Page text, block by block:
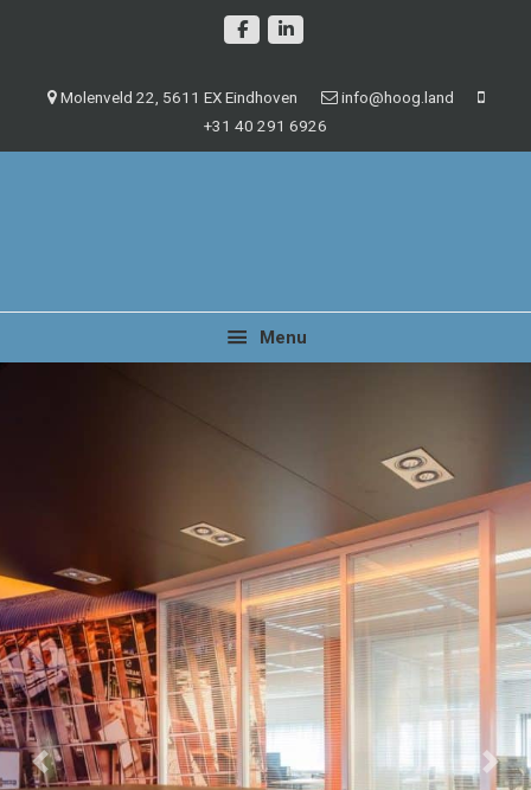
hoofdnavigatie
Molenveld 22, 5611 EX Eindhoven
info@hoog.land
+31 40 291 6926
Menu
Previous Next